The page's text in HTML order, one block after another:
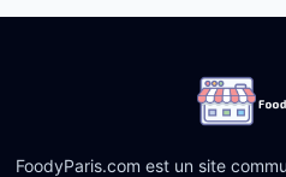
FoodyParis.com est un site